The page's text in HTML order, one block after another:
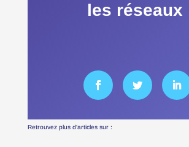
les réseaux
Retrouvez plus d'articles sur :